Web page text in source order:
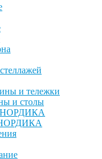
и тележки
и столы
НОРДИКА
НОРДИКА